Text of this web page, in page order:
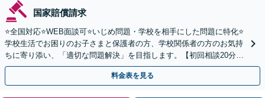
国家賠償請求
⭐️全国対応⭐️WEB面談可⭐️いじめ問題・学校を相手にした問題に特化⭐️
学校生活でお困りのお子さまと保護者の方、学校関係者の方のお気持
ちに寄り添い、「適切な問題解決」を目指します。【初回相談20分無
料】
料金表を見る